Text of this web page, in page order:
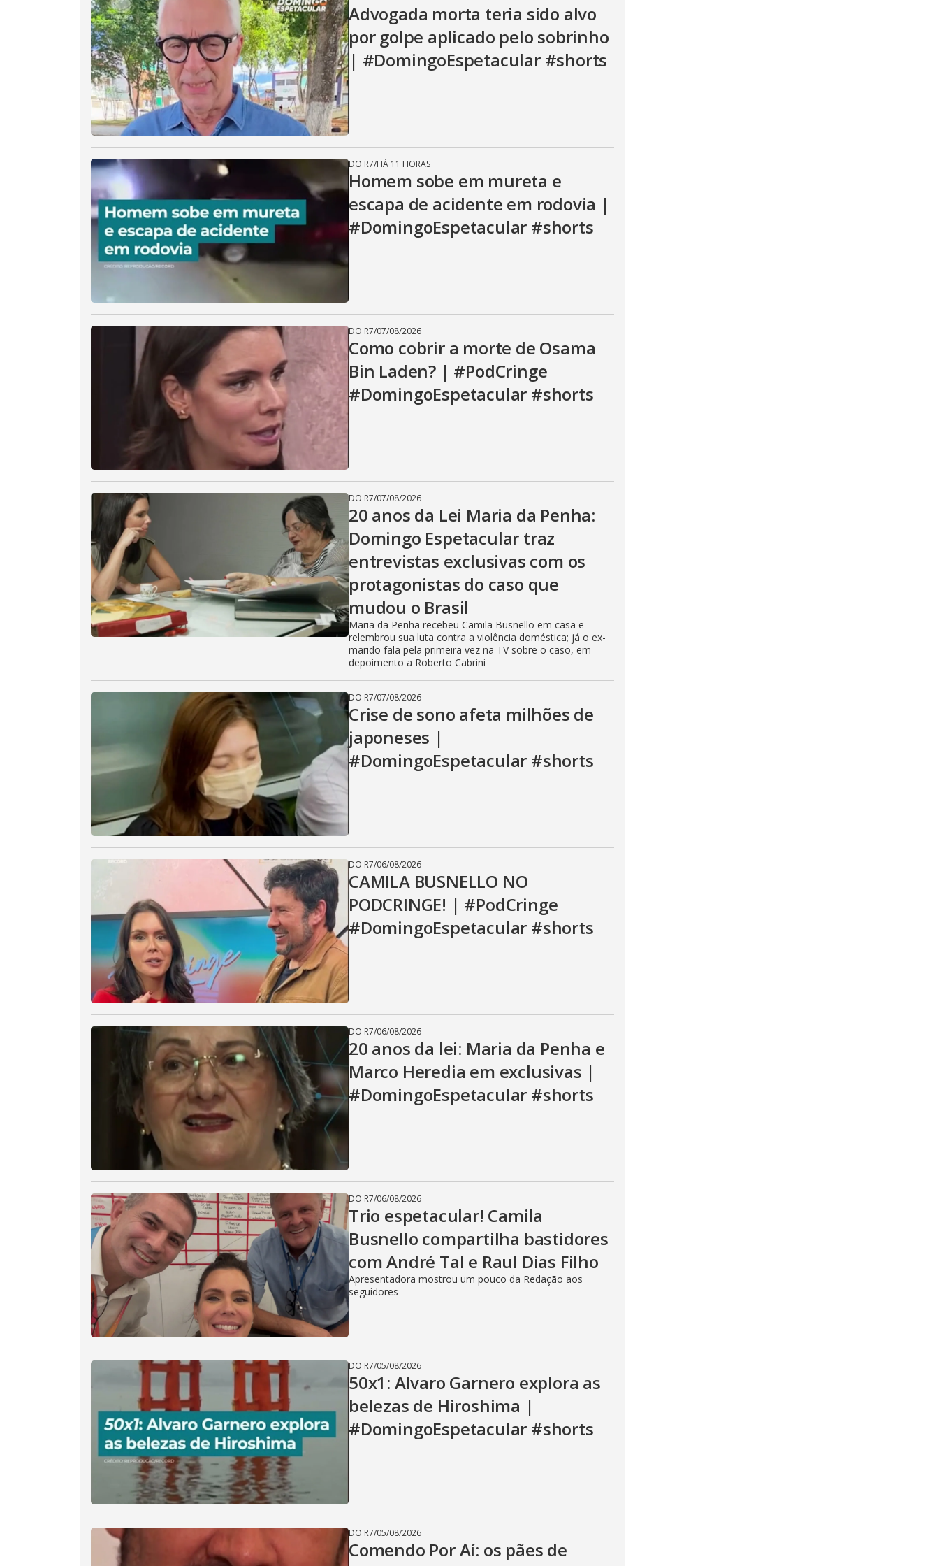
i
d
e
o
Advogada morta teria sido alvo
por golpe aplicado pelo sobrinho
| #DomingoEspetacular #shorts
DO R7/HÁ 11 HORAS
Homem sobe em mureta e
escapa de acidente em rodovia |
#DomingoEspetacular #shorts
DO R7/07/08/2026
Como cobrir a morte de Osama
Bin Laden? | #PodCringe
#DomingoEspetacular #shorts
DO R7/07/08/2026
20 anos da Lei Maria da Penha:
Domingo Espetacular traz
entrevistas exclusivas com os
protagonistas do caso que
mudou o Brasil
Maria da Penha recebeu Camila Busnello em casa e
relembrou sua luta contra a violência doméstica; já o ex-
marido fala pela primeira vez na TV sobre o caso, em
depoimento a Roberto Cabrini
DO R7/07/08/2026
Crise de sono afeta milhões de
japoneses |
#DomingoEspetacular #shorts
DO R7/06/08/2026
CAMILA BUSNELLO NO
PODCRINGE! | #PodCringe
#DomingoEspetacular #shorts
DO R7/06/08/2026
20 anos da lei: Maria da Penha e
Marco Heredia em exclusivas |
#DomingoEspetacular #shorts
DO R7/06/08/2026
Trio espetacular! Camila
Busnello compartilha bastidores
com André Tal e Raul Dias Filho
Apresentadora mostrou um pouco da Redação aos
seguidores
DO R7/05/08/2026
50x1: Alvaro Garnero explora as
belezas de Hiroshima |
#DomingoEspetacular #shorts
DO R7/05/08/2026
Comendo Por Aí: os pães de